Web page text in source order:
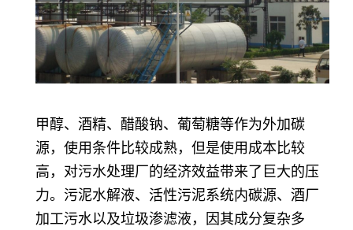
甲醇、酒精、醋酸钠、葡萄糖等作为外加碳
源，使用条件比较成熟，但是使用成本比较
高，对污水处理厂的经济效益带来了巨大的压
力。污泥水解液、活性污泥系统内碳源、酒厂
加工污水以及垃圾渗滤液，因其成分复杂多